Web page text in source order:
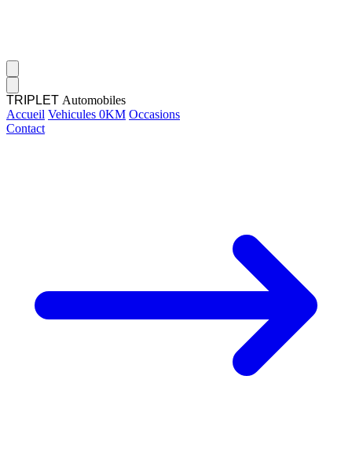
TRIPLET Automobiles
Accueil Vehicules 0KM Occasions
Contact